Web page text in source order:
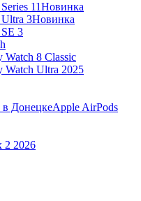
11Новинка
3Новинка
3
Watch 8 Classic
Watch Ultra 2025
Apple AirPods
2 2026